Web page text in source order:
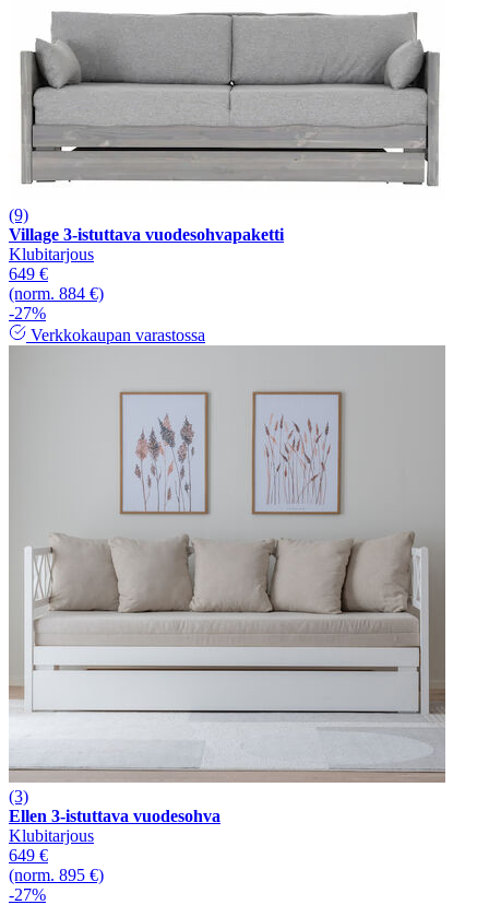
(9)
Village 3-istuttava vuodesohvapaketti
Klubitarjous
649 €
(norm. 884 €)
-27%
Verkkokaupan varastossa
(3)
Ellen 3-istuttava vuodesohva
Klubitarjous
649 €
(norm. 895 €)
-27%